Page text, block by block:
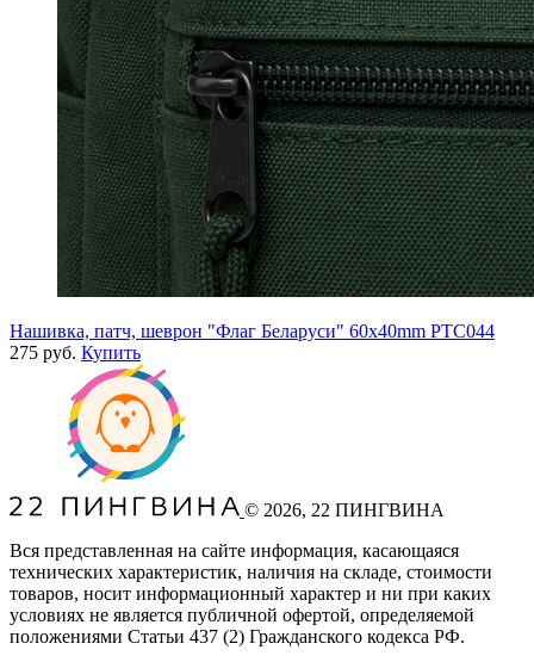
Нашивка, патч, шеврон "Флаг Беларуси" 60x40mm PTC044
275 руб. Купить
© 2026, 22 ПИНГВИНА
Вся представленная на сайте информация, касающаяся
технических характеристик, наличия на складе, стоимости
товаров, носит информационный характер и ни при каких
условиях не является публичной офертой, определяемой
положениями Статьи 437 (2) Гражданского кодекса РФ.